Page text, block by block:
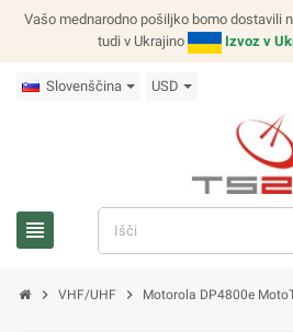
Vašo mednarodno pošiljko bomo dostavili
tudi v Ukrajino
Izvoz v
Slovenščina USD
view_headline
chevron_right VHF/UHF chevron_right Motorola DP4800e